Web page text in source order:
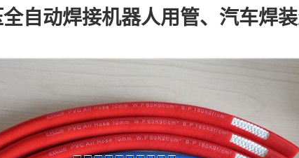
自动焊接机器人用管、汽车焊